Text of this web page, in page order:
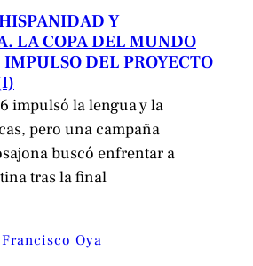
Y
LA COPA DEL MUNDO
DEL PROYECTO
impulsó la lengua y la
pero una campaña
buscó enfrentar a
tras la final
Francisco Oya